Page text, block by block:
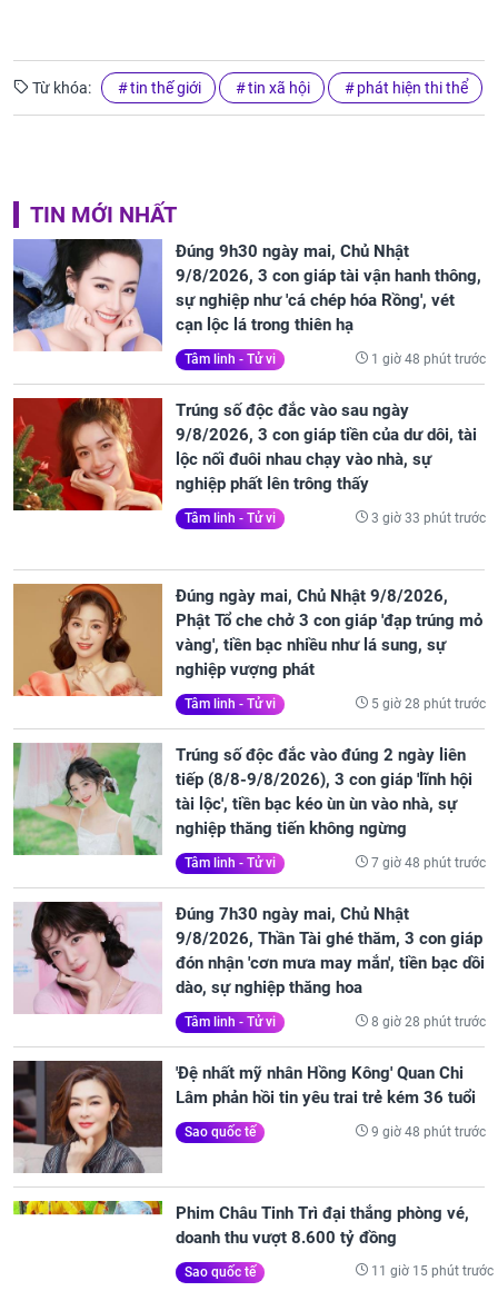
Từ khóa: tin thế giới tin xã hội phát hiện thi thể
TIN MỚI NHẤT
Đúng 9h30 ngày mai, Chủ Nhật
9/8/2026, 3 con giáp tài vận hanh thông,
sự nghiệp như 'cá chép hóa Rồng', vét
cạn lộc lá trong thiên hạ
Tâm linh - Tử vi 1 giờ 48 phút trước
Trúng số độc đắc vào sau ngày
9/8/2026, 3 con giáp tiền của dư dôi, tài
lộc nối đuôi nhau chạy vào nhà, sự
nghiệp phất lên trông thấy
Tâm linh - Tử vi 3 giờ 33 phút trước
Đúng ngày mai, Chủ Nhật 9/8/2026,
Phật Tổ che chở 3 con giáp 'đạp trúng mỏ
vàng', tiền bạc nhiều như lá sung, sự
nghiệp vượng phát
Tâm linh - Tử vi 5 giờ 28 phút trước
Trúng số độc đắc vào đúng 2 ngày liên
tiếp (8/8-9/8/2026), 3 con giáp 'lĩnh hội
tài lộc', tiền bạc kéo ùn ùn vào nhà, sự
nghiệp thăng tiến không ngừng
Tâm linh - Tử vi 7 giờ 48 phút trước
Đúng 7h30 ngày mai, Chủ Nhật
9/8/2026, Thần Tài ghé thăm, 3 con giáp
đón nhận 'cơn mưa may mắn', tiền bạc dồi
dào, sự nghiệp thăng hoa
Tâm linh - Tử vi 8 giờ 28 phút trước
'Đệ nhất mỹ nhân Hồng Kông' Quan Chi
Lâm phản hồi tin yêu trai trẻ kém 36 tuổi
Sao quốc tế 9 giờ 48 phút trước
Phim Châu Tinh Trì đại thắng phòng vé,
doanh thu vượt 8.600 tỷ đồng
Sao quốc tế 11 giờ 15 phút trước